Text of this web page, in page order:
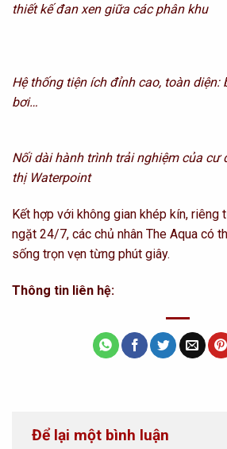
thiết kế đan xen giữa các phân khu
Hệ thống tiện ích đỉnh cao, toàn diện:
bơi…
Nối dài hành trình trải nghiệm của cư
thị Waterpoint
Kết hợp với không gian khép kín, riêng
ngặt 24/7, các chủ nhân The Aqua có
sống trọn vẹn từng phút giây.
Thông tin liên hệ:
Để lại một bình luận